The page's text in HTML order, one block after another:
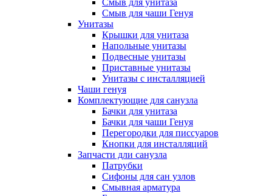
Смыв для унитаза
Смыв для чаши Генуя
Унитазы
Крышки для унитаза
Напольные унитазы
Подвесные унитазы
Приставные унитазы
Унитазы с инсталляцией
Чаши генуя
Комплектующие для санузла
Бачки для унитаза
Бачки для чаши Генуя
Перегородки для писсуаров
Кнопки для инсталляций
Запчасти дли санузла
Патрубки
Сифоны для сан узлов
Смывная арматура